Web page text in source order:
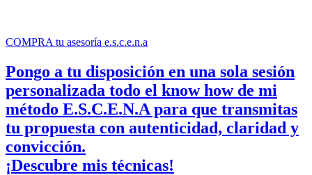
COMPRA tu asesoría e.s.c.e.n.a
Pongo a tu disposición en una sola sesión
personalizada todo el know how de mi
método E.S.C.E.N.A para que transmitas
tu propuesta con autenticidad, claridad y
convicción.
¡Descubre mis técnicas!